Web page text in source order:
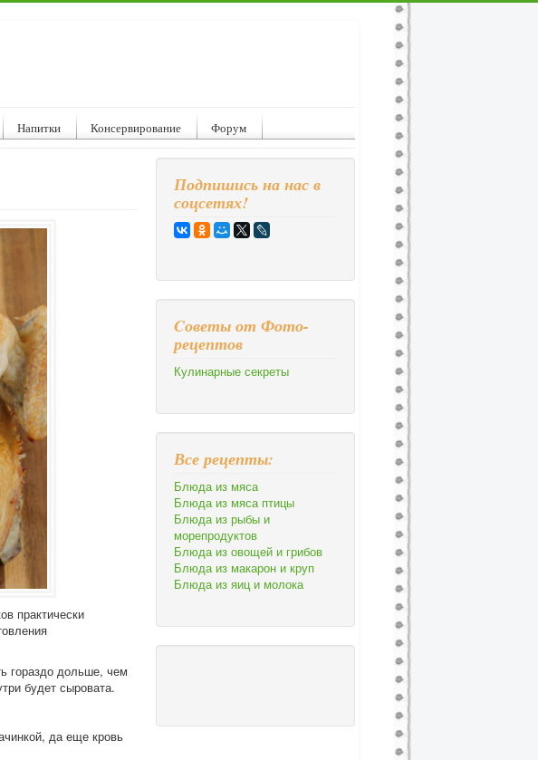
Напитки Консервирование Форум
практически
гораздо дольше, чем
будет сыровата.
да еще кровь
Подпишись на нас в
соцсетях!
Cоветы от Фото-
рецептов
Кулинарные секреты
Все рецепты:
Блюда из мяса
Блюда из мяса птицы
Блюда из рыбы и
морепродуктов
Блюда из овощей и грибов
Блюда из макарон и круп
Блюда из яиц и молока